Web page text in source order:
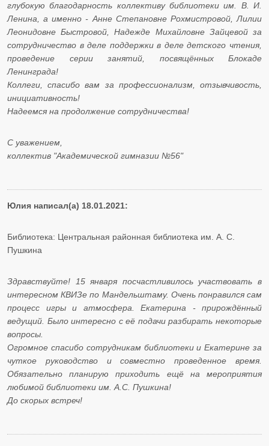
глубокую благодарность коллективу библиотеки им. В. И.
Ленина, а именно - Анне Степановне Рохмистровой, Лилии
Леонидовне Быстровой, Надежде Михайловне Зайцевой за
сотрудничество в деле поддержки в деле детского чтения,
проведение серии занятий, посвящённых Блокаде
Ленинграда!
Коллеги, спасибо вам за профессионализм, отзывчивость,
инициативность!
Надеемся на продолжение сотрудничества!
С уважением,
коллектив "Академической гимназии №56"
Юлия написал(а) 18.01.2021:
Библиотека: Центральная районная библиотека им. А. С.
Пушкина
Здравствуйте! 15 января посчастливилось участвовать в
интересном КВИЗе по Мандельштаму. Очень понравился сам
процесс игры и атмосфера. Екатерина - прирождённый
ведущий. Было интересно с её подачи разбирать некоторые
вопросы.
Огромное спасибо сотрудникам библиотеки и Екатерине за
чуткое руководство и совместно проведенное время.
Обязательно планирую приходить ещё на мероприятия
любимой библиотеки им. А.С. Пушкина!
До скорых встреч!